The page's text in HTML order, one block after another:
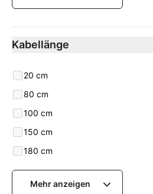
Kabellänge
Kabellänge
20 cm
80 cm
100 cm
150 cm
180 cm
Mehr anzeigen